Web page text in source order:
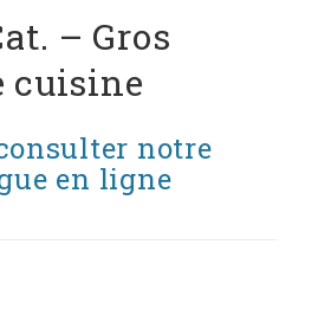
– Gros
cuisine
notre
en ligne